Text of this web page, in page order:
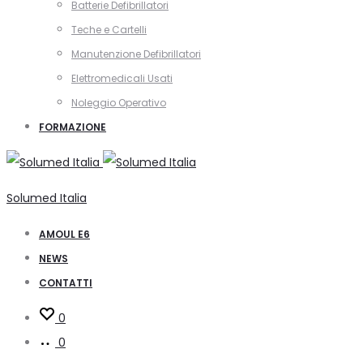
Batterie Defibrillatori
Teche e Cartelli
Manutenzione Defibrillatori
Elettromedicali Usati
Noleggio Operativo
FORMAZIONE
Solumed Italia
AMOUL E6
NEWS
CONTATTI
0
0